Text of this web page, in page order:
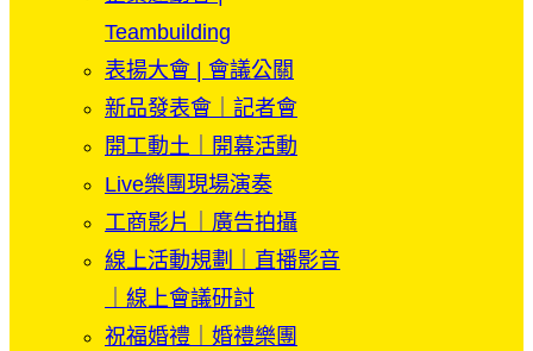
Teambuilding
表揚大會 | 會議公關
新品發表會｜記者會
開工動土｜開幕活動
Live樂團現場演奏
工商影片｜廣告拍攝
線上活動規劃｜直播影音
｜線上會議研討
祝福婚禮｜婚禮樂團